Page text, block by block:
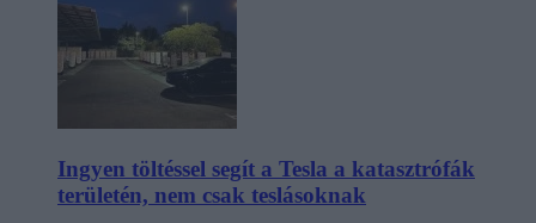
Ingyen töltéssel segít a Tesla a katasztrófák
területén, nem csak teslásoknak